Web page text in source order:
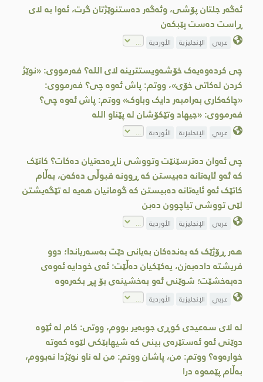
ئەگەر جلتان پۆشی، وئەگەر دەستنوێژتان گرت، ئەوا بە لای
ڕاست دەست پێبکەن
عربي الإنجليزية الأوردية
چی کردەوەیەک خۆشەویستترینە لای الله؟ فەرمووی: «نوێژ
کردن لەکاتی خۆی»، ووتم: پاش ئەوە چی؟ فەرمووی:
«چاکەکاری بەرامبەر دایک وباوک» ووتم: پاش ئەوە چی؟
فەرمووی: «جیهاد وتێکۆشان لە پێناو الله
عربي الإنجليزية الأوردية
چی ئەوان دەترسێنێت وتووشی ناڕەحەتیان دەکات؟ کاتێک
کە ئەو ئایەتانە دەبیستن کە ڕوونە قبوڵی دەکەن، بەڵام
کاتێک ئەو ئایەتانە دەبیستن کە گومانیان هەیە لە تێگەیشتن
لێی تووشی تیاچوون دەبن
عربي الإنجليزية الأوردية
هەر ڕۆژێک کە بەندەکان بەیانی دێت بەسەریاندا؛ دوو
فریشتە دادەبەزن، یەکێکیان دەڵێت: ئەی خودایە ئەوەی
دەبەخشێت؛ شوێنی ئەو بەخشینەی بۆ پڕ بکەرەوە
عربي الإنجليزية الأوردية
لە لای سەعیدی کوڕی جوبەیر بووم، ووتی: کام لە ئێوە
دوێنی ئەو ئەستێرەی بینی کە شیهابێکی لێوە کەوتە
خوارەوە؟ ووتم: من، پاشان ووتم: من لە ناو نوێژدا نەبووم،
بەڵام پێمەوە درا